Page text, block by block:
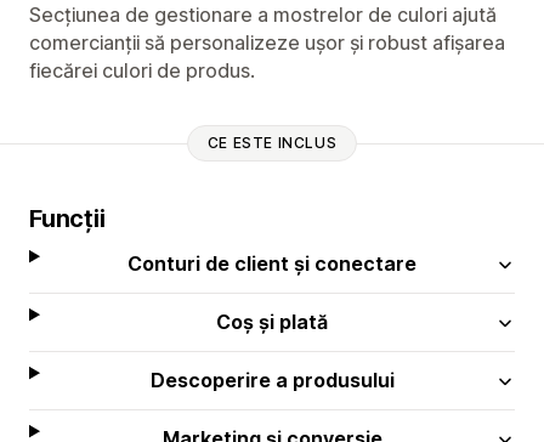
Secțiunea de gestionare a mostrelor de culori ajută
comercianții să personalizeze ușor și robust afișarea
fiecărei culori de produs.
CE ESTE INCLUS
Funcții
Conturi de client și conectare
Coș și plată
Descoperire a produsului